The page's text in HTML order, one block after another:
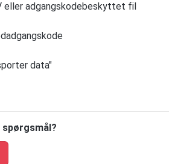
eller adgangskodebeskyttet fil
data"